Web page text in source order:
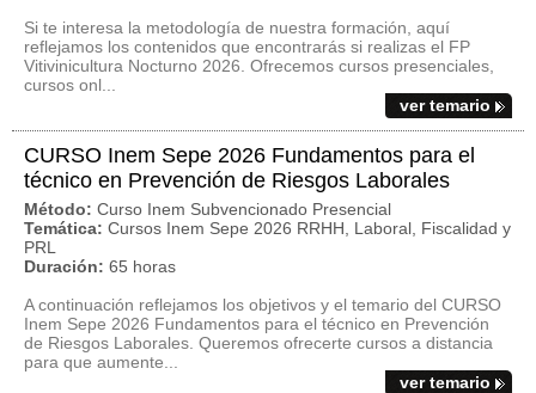
Si te interesa la metodología de nuestra formación, aquí
reflejamos los contenidos que encontrarás si realizas el FP
Vitivinicultura Nocturno 2026. Ofrecemos cursos presenciales,
cursos onl...
ver temario
CURSO Inem Sepe 2026 Fundamentos para el
técnico en Prevención de Riesgos Laborales
Método: Curso Inem Subvencionado Presencial
Temática: Cursos Inem Sepe 2026 RRHH, Laboral, Fiscalidad y
PRL
Duración: 65 horas
A continuación reflejamos los objetivos y el temario del CURSO
Inem Sepe 2026 Fundamentos para el técnico en Prevención
de Riesgos Laborales. Queremos ofrecerte cursos a distancia
para que aumente...
ver temario